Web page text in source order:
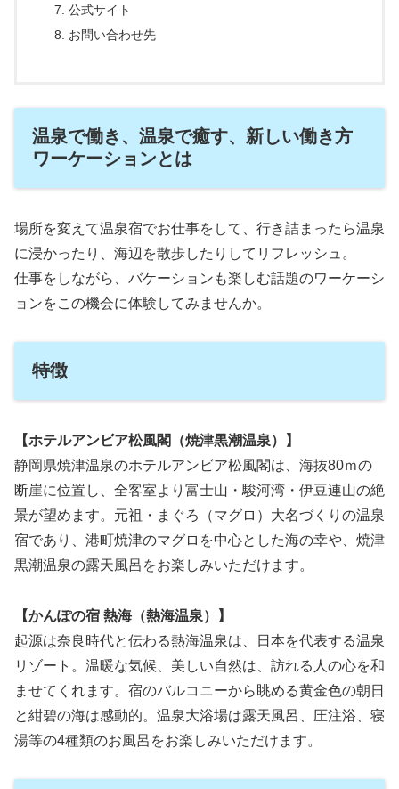
公式サイト
お問い合わせ先
温泉で働き、温泉で癒す、新しい働き方
ワーケーションとは
場所を変えて温泉宿でお仕事をして、行き詰まったら温泉
に浸かったり、海辺を散歩したりしてリフレッシュ。
仕事をしながら、バケーションも楽しむ話題のワーケーシ
ョンをこの機会に体験してみませんか。
特徴
【ホテルアンビア松風閣（焼津黒潮温泉）】
静岡県焼津温泉のホテルアンビア松風閣は、海抜80ｍの
断崖に位置し、全客室より富士山・駿河湾・伊豆連山の絶
景が望めます。元祖・まぐろ（マグロ）大名づくりの温泉
宿であり、港町焼津のマグロを中心とした海の幸や、焼津
黒潮温泉の露天風呂をお楽しみいただけます。
【かんぽの宿 熱海（熱海温泉）】
起源は奈良時代と伝わる熱海温泉は、日本を代表する温泉
リゾート。温暖な気候、美しい自然は、訪れる人の心を和
ませてくれます。宿のバルコニーから眺める黄金色の朝日
と紺碧の海は感動的。温泉大浴場は露天風呂、圧注浴、寝
湯等の4種類のお風呂をお楽しみいただけます。